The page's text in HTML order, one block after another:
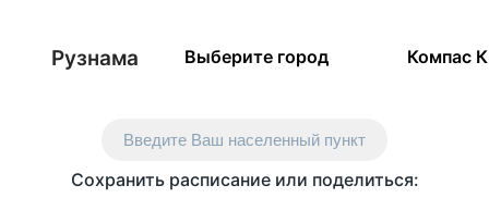
Рузнама Выберите город Компас
Введите Ваш населенный пункт
Сохранить расписание или поделиться: